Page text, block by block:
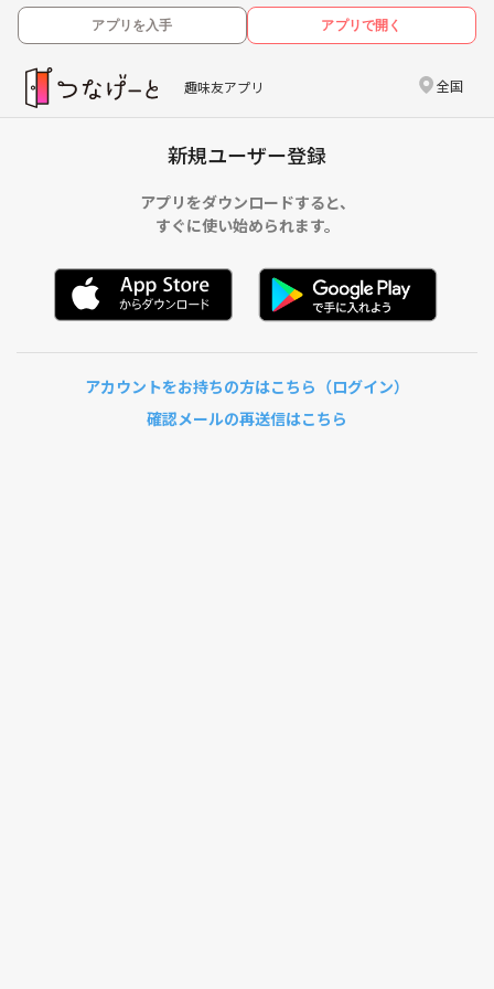
アプリを入手 アプリで開く
趣味友アプリ 全国
新規ユーザー登録
アプリをダウンロードすると、
すぐに使い始められます。
アカウントをお持ちの方はこちら（ログイン）
確認メールの再送信はこちら